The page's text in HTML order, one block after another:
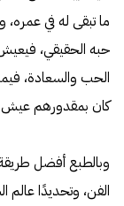
ما تبقى له في
حبه الحقيقي،
الحب والسعادة،
كان بمقدورهم عيش
وبالطبع أفضل
الفن، وتحديدًا عالم